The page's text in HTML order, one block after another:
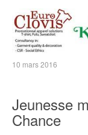
10 mars 2016
Jeunesse
Chance